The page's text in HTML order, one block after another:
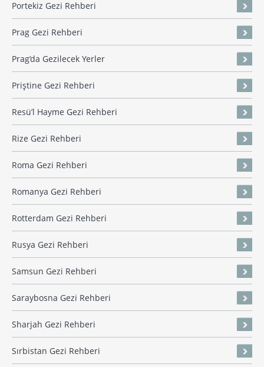
Portekiz Gezi Rehberi
Prag Gezi Rehberi
Prag’da Gezilecek Yerler
Priştine Gezi Rehberi
Resü’l Hayme Gezi Rehberi
Rize Gezi Rehberi
Roma Gezi Rehberi
Romanya Gezi Rehberi
Rotterdam Gezi Rehberi
Rusya Gezi Rehberi
Samsun Gezi Rehberi
Saraybosna Gezi Rehberi
Sharjah Gezi Rehberi
Sırbistan Gezi Rehberi